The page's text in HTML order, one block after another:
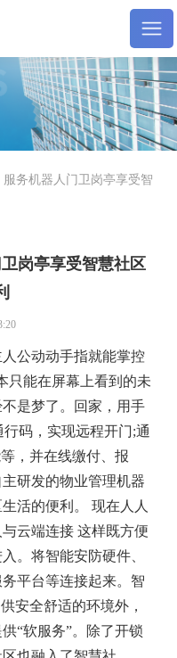
服务机器人门卫岗亭享受智
岗亭享受智慧社区
公动动手指就能掌控
只能在屏幕上看到的未
是梦了。回家，用手
码，实现远程开门;通
，并在线缴付、报
研发的物业管理机器
活的便利。 现在人人
云端连接 这样既方便
。将智能安防硬件、
平台等连接起来。智
安全舒适的环境外，
“软服务”。除了开锁